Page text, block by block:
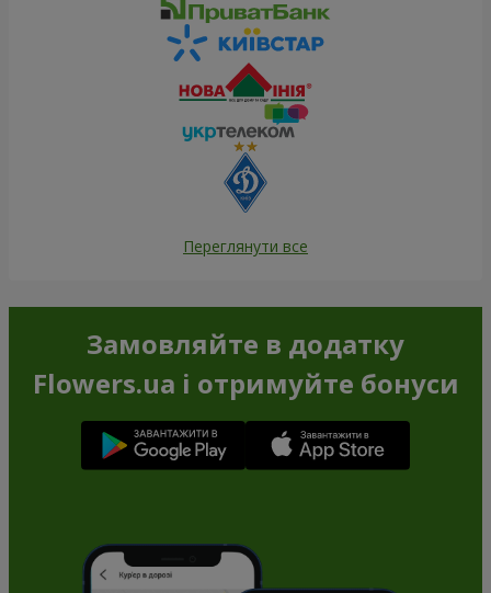
Переглянути все
Замовляйте в додатку
Flowers.ua і отримуйте бонуси